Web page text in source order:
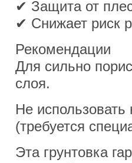
✔ Защита от
✔ Снижает риск
Рекомендации
Для сильно
слоя.
Не
(требуется
Эта грунтовка